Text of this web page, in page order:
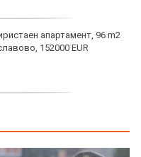
апартамент, 96 m2
152000 EUR